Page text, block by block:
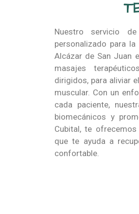
Nuestro servicio
personalizado para
Alcázar de San Juan
masajes
dirigidos, para aliviar
muscular. Con un
cada paciente,
biomecánicos y
Cubital, te
que te ayuda a
confortable.